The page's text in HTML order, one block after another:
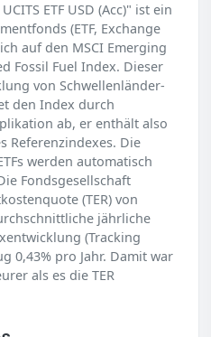
ETF USD (Acc)" ist ein
(ETF, Exchange
auf den MSCI Emerging
Fossil Fuel Index. Dieser
von Schwellenländer-
den Index durch
ab, er enthält also
Referenzindexes. Die
werden automatisch
Fondsgesellschaft
(TER) von
jährliche
(Tracking
0,43% pro Jahr. Damit war
als es die TER